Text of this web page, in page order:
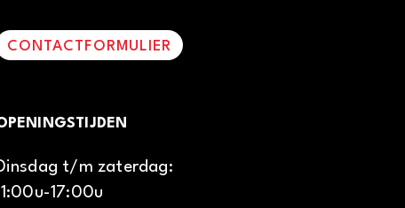
CONTACTFORMULIER
t/m zaterdag:
17:00u